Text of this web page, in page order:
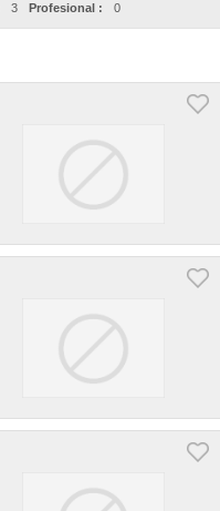
3 Profesional : 0